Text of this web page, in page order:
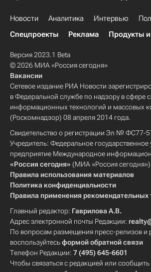
Новости Аналитика Интервью
Спецпроекты
Реклама Продукты
Версия 2023.1 Beta
© 2026 МИА «Россия сегодня»
Вакансии
Сетевое издание РИА Новости
в Федеральной службе по надзору в сфере
информационных технологий и массовых
(Роскомнадзор) 08 апреля 2014 года.
Свидетельство о регистрации Эл № ФС77-
Учредитель: Федеральное государственное
предприятие Международное
«Россия сегодня» (МИА «Россия
Правила использования материалов
Политика конфиденциальности
Правила применения рекомендательных
Главный редактор: Гаврилова А.В.
Адрес электронной почты Редакции:
По вопросам размещения пресс-релизов и
воспользуйтесьформой обратной связи
Телефон Редакции: 7 (495) 645-6601
Чтобы связаться с редакцией или сообщить